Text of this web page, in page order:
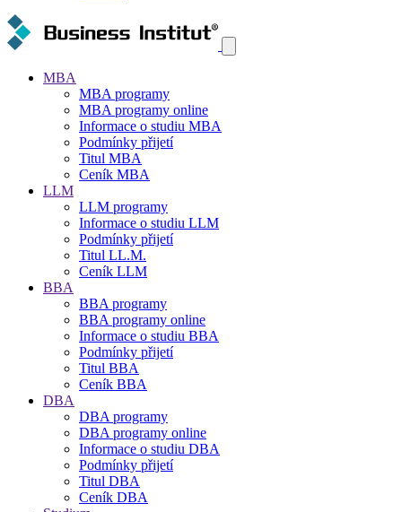
MBA
MBA programy
MBA programy online
Informace o studiu MBA
Podmínky přijetí
Titul MBA
Ceník MBA
LLM
LLM programy
Informace o studiu LLM
Podmínky přijetí
Titul LL.M.
Ceník LLM
BBA
BBA programy
BBA programy online
Informace o studiu BBA
Podmínky přijetí
Titul BBA
Ceník BBA
DBA
DBA programy
DBA programy online
Informace o studiu DBA
Podmínky přijetí
Titul DBA
Ceník DBA